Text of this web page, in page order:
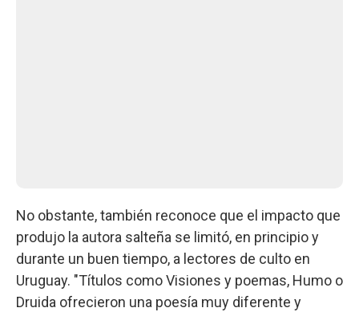
No obstante, también reconoce que el impacto que
produjo la autora salteña se limitó, en principio y
durante un buen tiempo, a lectores de culto en
Uruguay. "Títulos como Visiones y poemas, Humo o
Druida ofrecieron una poesía muy diferente y